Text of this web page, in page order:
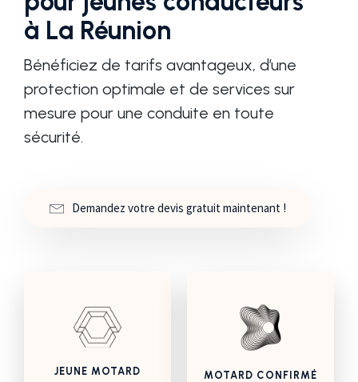
à La Réunion
Bénéficiez de tarifs avantageux, d’une
protection optimale et de services sur
mesure pour une conduite en toute
sécurité.
Demandez votre devis gratuit maintenant !
JEUNE MOTARD MOTARD CONFIRMÉ